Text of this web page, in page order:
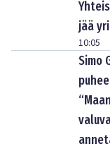
jää
10:05
Simo